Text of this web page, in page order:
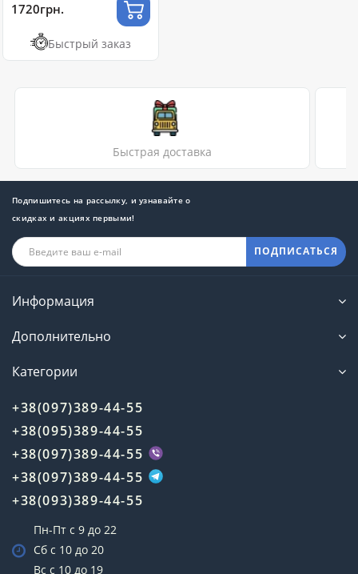
1720грн.
Быстрый заказ
Быстрая доставка
Подпишитесь на рассылку, и узнавайте о
скидках и акциях первыми!
ПОДПИСАТЬСЯ
Информация
Дополнительно
Категории
+38(097)389-44-55
+38(095)389-44-55
+38(097)389-44-55
+38(097)389-44-55
+38(093)389-44-55
Пн-Пт с 9 до 22
Сб с 10 до 20
Вс с 10 до 19